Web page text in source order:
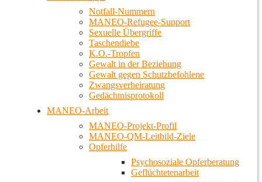
Notfall-Nummern
MANEO-Refugee-Support
Sexuelle Übergriffe
Taschendiebe
K.O.-Tropfen
Gewalt in der Beziehung
Gewalt gegen Schutzbefohlene
Zwangsverheiratung
Gedächtnisprotokoll
MANEO-Arbeit
MANEO-Projekt-Profil
MANEO-QM-Leitbild-Ziele
Opferhilfe
Psychosoziale Opferberatung
Geflüchtetenarbeit